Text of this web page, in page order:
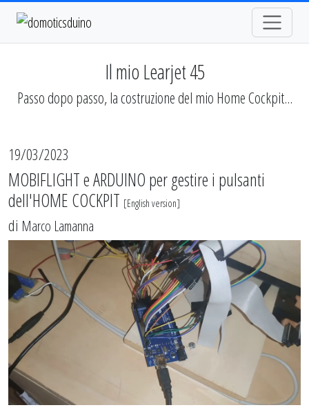
Il mio Learjet 45
Passo dopo passo, la costruzione del mio Home Cockpit...
19/03/2023
MOBIFLIGHT e ARDUINO per gestire i pulsanti
dell'HOME COCKPIT [English version]
di Marco Lamanna